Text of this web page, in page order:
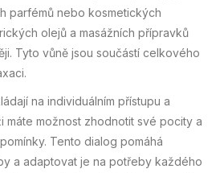
parfémů nebo kosmetických
olejů a masážních přípravků
Tyto vůně jsou součástí celkového
na individuálním přístupu a
máte možnost zhodnotit své pocity a
Tento dialog pomáhá
a adaptovat je na potřeby každého